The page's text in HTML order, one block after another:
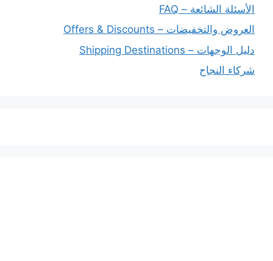
الأسئلة الشائعة – FAQ
العروض والتخفيضات – Offers & Discounts
دليل الوجهات – Shipping Destinations
شركاء النجاح